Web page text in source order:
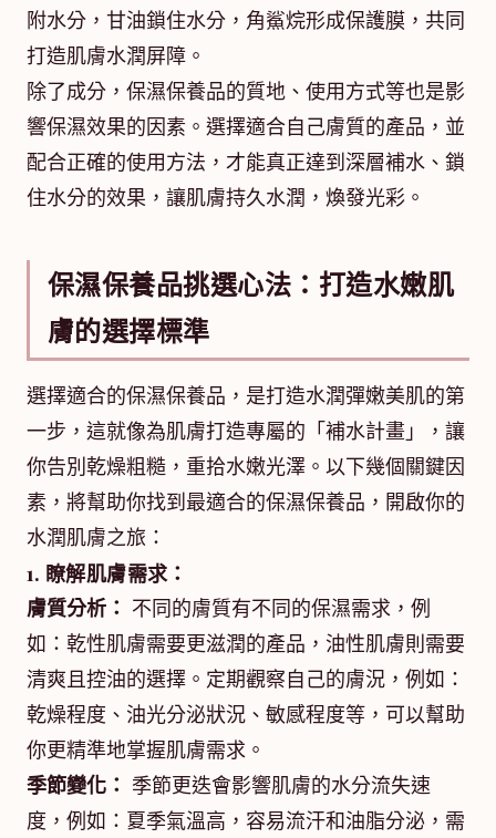
附水分，甘油鎖住水分，角鯊烷形成保護膜，共同
打造肌膚水潤屏障。
除了成分，保濕保養品的質地、使用方式等也是影
響保濕效果的因素。選擇適合自己膚質的產品，並
配合正確的使用方法，才能真正達到深層補水、鎖
住水分的效果，讓肌膚持久水潤，煥發光彩。
保濕保養品挑選心法：打造水嫩肌
膚的選擇標準
選擇適合的保濕保養品，是打造水潤彈嫩美肌的第
一步，這就像為肌膚打造專屬的「補水計畫」，讓
你告別乾燥粗糙，重拾水嫩光澤。以下幾個關鍵因
素，將幫助你找到最適合的保濕保養品，開啟你的
水潤肌膚之旅：
1. 瞭解肌膚需求：
膚質分析： 不同的膚質有不同的保濕需求，例
如：乾性肌膚需要更滋潤的產品，油性肌膚則需要
清爽且控油的選擇。定期觀察自己的膚況，例如：
乾燥程度、油光分泌狀況、敏感程度等，可以幫助
你更精準地掌握肌膚需求。
季節變化： 季節更迭會影響肌膚的水分流失速
度，例如：夏季氣溫高，容易流汗和油脂分泌，需